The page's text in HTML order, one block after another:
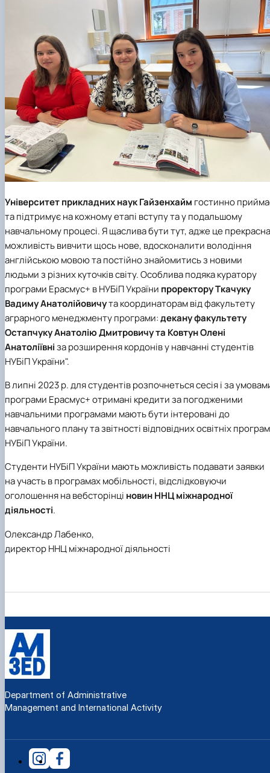
Університет прикладних наук Гайзенхайм гостинно
та підтримує на кожному етапі вступу та у подальшому
навчальному процесі. Я щаслива бути тут, адже це прекрасна
можливість вивчити щось нове, вдосконалити володіння
англійською мовою та постійно знайомитись з новими
людьми з різних куточків світу. Особлива подяка куратору
програми Ерасмус+ в НУБіП України проректору Ткачуку
Вадиму Анатолійовичута координаторам від факультету
аграрного менеджменту програми:декану факультету
Остапчуку Анатолію Дмитровичу та Ковтун Олені
Анатоліївніза розширення кордонів у навчанні студентів
НУБіП України".
В липні 2023 р. для студентів розпочнеться сесія і за
програми Ерасмус+ отримані кредити за погодженими
навчальними програмами мають бути інтеровані до
навчального плану та звітності відповідних освітніх програм
НУБіП України.
Студенти НУБіП України мають можливість подавати заявки
на участь в програмах мобільності, відслідковуючи
оголошення на вебсторінці новин ННЦ міжнародної
діяльності.
Олександр Лабенко,
директор ННЦ міжнародної діяльності
Department of Administrative
Management and International Activity